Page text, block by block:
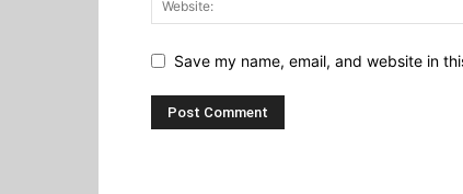
Save my name, email, and website in